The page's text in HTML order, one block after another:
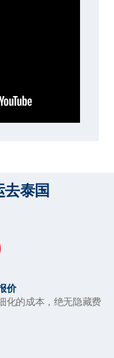
泰国
价
化的成本，绝无隐藏费